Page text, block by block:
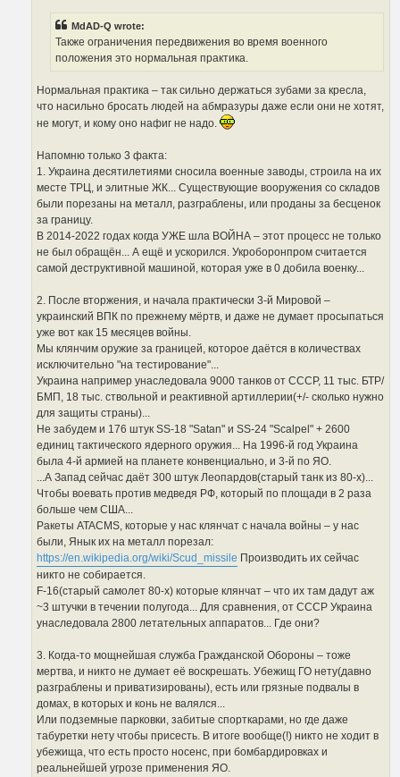
MdAD-Q wrote:
Также ограничения передвижения во время военного
положения это нормальная практика.
Нормальная практика – так сильно держаться зубами за кресла,
что насильно бросать людей на абмразуры даже если они не хотят,
не могут, и кому оно нафиг не надо.
Напомню только 3 факта:
1. Украина десятилетиями сносила военные заводы, строила на их
месте ТРЦ, и элитные ЖК... Существующие вооружения со складов
были порезаны на металл, разграблены, или проданы за бесценок
за границу.
В 2014-2022 годах когда УЖЕ шла ВОЙНА – этот процесс не только
не был обращён... А ещё и ускорился. Укроборонпром считается
самой деструктивной машиной, которая уже в 0 добила военку...
2. После вторжения, и начала практически 3-й Мировой –
украинский ВПК по прежнему мёртв, и даже не думает просыпаться
уже вот как 15 месяцев войны.
Мы клянчим оружие за границей, которое даётся в количествах
исключительно "на тестирование"...
Украина например унаследовала 9000 танков от СССР, 11 тыс. БТР/
БМП, 18 тыс. ствольной и реактивной артиллерии(+/- сколько нужно
для защиты страны)...
Не забудем и 176 штук SS-18 "Satan" и SS-24 "Scalpel" + 2600
единиц тактического ядерного оружия... На 1996-й год Украина
была 4-й армией на планете конвенциально, и 3-й по ЯО.
...А Запад сейчас даёт 300 штук Леопардов(старый танк из 80-х)...
Чтобы воевать против медведя РФ, который по площади в 2 раза
больше чем США...
Ракеты ATACMS, которые у нас клянчат с начала войны – у нас
были, Янык их на металл порезал:
https://en.wikipedia.org/wiki/Scud_missile Производить их сейчас
никто не собирается.
F-16(старый самолет 80-х) которые клянчат – что их там дадут аж
~3 штучки в течении полугода... Для сравнения, от СССР Украина
унаследовала 2800 летательных аппаратов... Где они?
3. Когда-то мощнейшая служба Гражданской Обороны – тоже
мертва, и никто не думает её воскрешать. Убежищ ГО нету(давно
разграблены и приватизированы), есть или грязные подвалы в
домах, в которых и конь не валялся...
Или подземные парковки, забитые спорткарами, но где даже
табуретки нету чтобы присесть. В итоге вообще(!) никто не ходит в
убежища, что есть просто носенс, при бомбардировках и
реальнейшей угрозе применения ЯО.